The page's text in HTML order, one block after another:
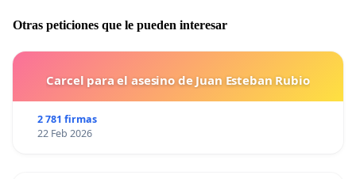
Otras peticiones que le pueden interesar
Carcel para el asesino de Juan Esteban Rubio
2 781 firmas
22 Feb 2026